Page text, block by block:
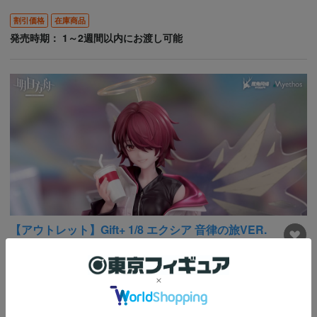
割引価格 在庫商品
発売時期： 1～2週間以内にお渡し可能
【アウトレット】Gift+ 1/8 エクシア 音律の旅VER.
発売時期： 1～2週間以内にお渡し可能